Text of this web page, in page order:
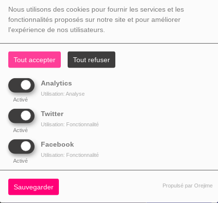
Nous utilisons des cookies pour fournir les services et les
fonctionnalités proposés sur notre site et pour améliorer
l'expérience de nos utilisateurs.
Tout accepter Tout refuser
Analytics
Activé
Utilisation: Analyse
Twitter
Activé
Utilisation: Fonctionnalité
Facebook
Activé
Utilisation: Fonctionnalité
Sauvegarder Propulsé par Orejime